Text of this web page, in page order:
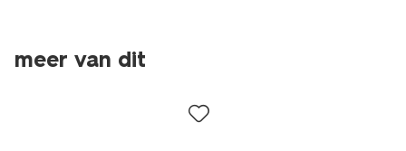
meer van dit
sale